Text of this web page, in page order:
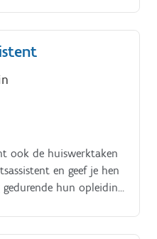
van deze groei op
voor vlottere
(correct klaarleggen
en mechanische
balie,… Back-up van
ook de huiswerktaken
en geef je hen
hun opleiding.